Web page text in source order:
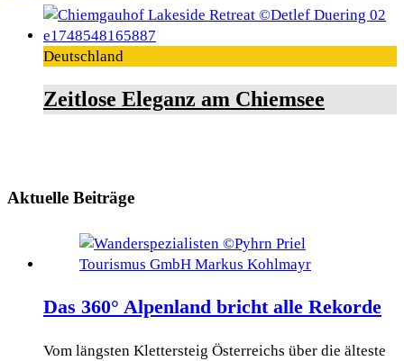
Deutschland
Zeitlose Eleganz am Chiemsee
Aktuelle Beiträge
Das 360° Alpenland bricht alle Rekorde
Vom längsten Klettersteig Österreichs über die älteste